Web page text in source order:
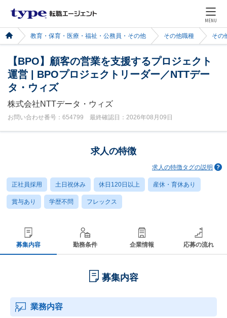
MENU
教育・保育・医療・福祉・公務員・その他 その他職種 その
【BPO】顧客の営業を支援するプロジェクト
運営 | BPOプロジェクトリーダー／NTTデー
タ・ウィズ
株式会社NTTデータ・ウィズ
お問い合わせ番号：654799 最終確認日：2026年08月09日
求人の特徴
求人の特徴タグの説明
正社員採用 土日祝休み 休日120日以上 産休・育休あり
賞与あり 学歴不問 フレックス
募集内容 勤務条件 企業情報 応募の流れ
募集内容
業務内容